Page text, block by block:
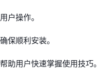
户操作。
保顺利安装。
助用户快速掌握使用技巧。